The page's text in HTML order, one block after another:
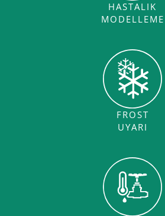
HASTALIK
MODELLEME
FROST
UYARI